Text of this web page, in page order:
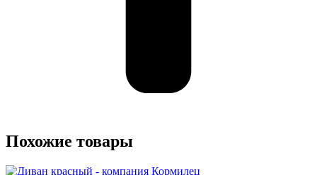
Похожие товары